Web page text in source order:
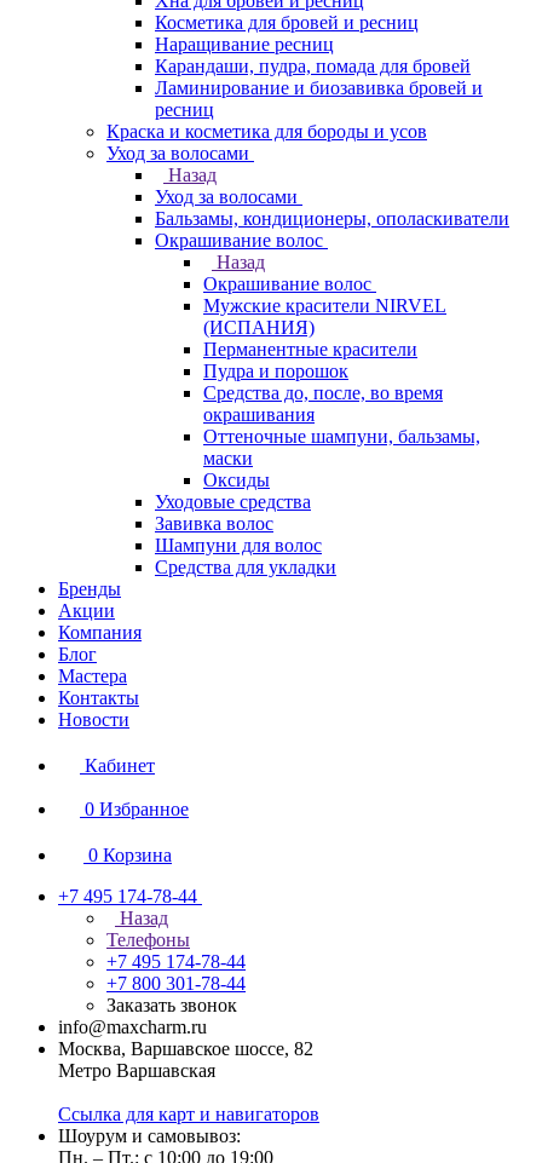
Косметика для бровей и ресниц
Наращивание ресниц
Карандаши, пудра, помада для бровей
Ламинирование и биозавивка бровей и
ресниц
Краска и косметика для бороды и усов
Уход за волосами
Назад
Уход за волосами
Бальзамы, кондиционеры, ополаскиватели
Окрашивание волос
Назад
Окрашивание волос
Мужские красители NIRVEL
(ИСПАНИЯ)
Перманентные красители
Пудра и порошок
Средства до, после, во время
окрашивания
Оттеночные шампуни, бальзамы,
маски
Оксиды
Уходовые средства
Завивка волос
Шампуни для волос
Средства для укладки
Бренды
Акции
Компания
Блог
Мастера
Контакты
Новости
Кабинет
0 Избранное
0 Корзина
+7 495 174-78-44
Назад
Телефоны
+7 495 174-78-44
+7 800 301-78-44
Заказать звонок
info@maxcharm.ru
Москва, Варшавское шоссе, 82
Метро Варшавская
Ссылка для карт и навигаторов
Шоурум и самовывоз:
Пн. – Пт.: с 10:00 до 19:00